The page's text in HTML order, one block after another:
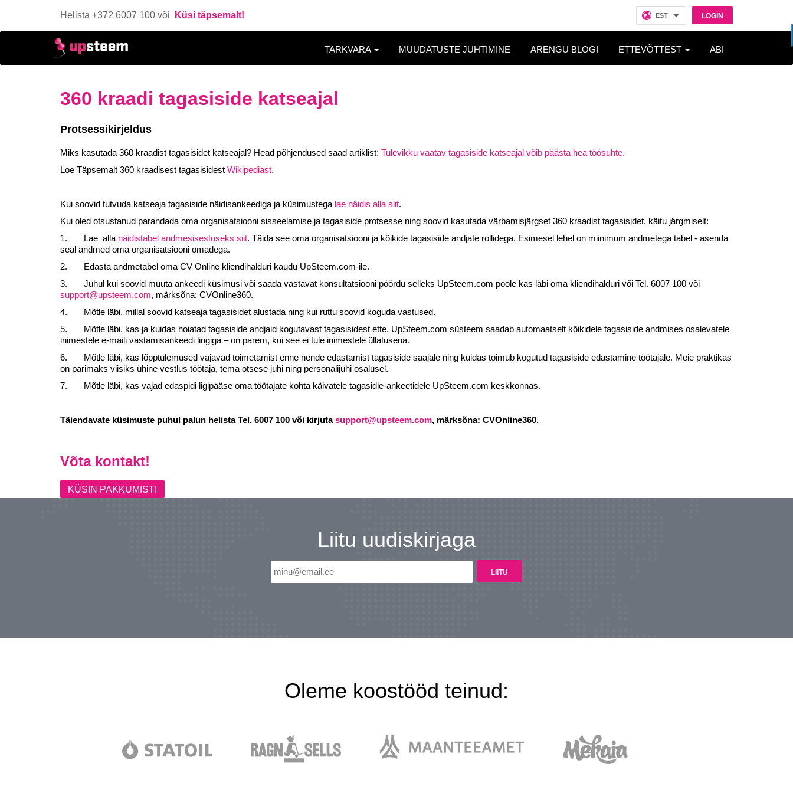
Helista +372 6007 100 või Küsi täpsemalt! LOGIN
EST
TARKVARA MUUDATUSTE JUHTIMINE ARENGU BLOGI ETTEVÕTTEST ABI
360 kraadi tagasiside katseajal
Protsessikirjeldus
Miks kasutada 360 kraadist tagasisidet katseajal? Head põhjendused saad artiklist: Tulevikku vaatav tagasiside katseajal võib päästa hea töösuhte.
Loe Täpsemalt 360 kraadisest tagasisidest Wikipediast.
Kui soovid tutvuda katseaja tagasiside näidisankeediga ja küsimustega lae näidis alla siit.
Kui oled otsustanud parandada oma organisatsiooni sisseelamise ja tagasiside protsesse ning soovid kasutada värbamisjärgset 360 kraadist tagasisidet, käitu järgmiselt:
1. Lae alla näidistabel andmesisestuseks siit. Täida see oma organisatsiooni ja kõikide tagasiside andjate rollidega. Esimesel lehel on miinimum andmetega tabel - asenda
seal andmed oma organisatsiooni omadega.
2. Edasta andmetabel oma CV Online kliendihalduri kaudu UpSteem.com-ile.
3. Juhul kui soovid muuta ankeedi küsimusi või saada vastavat konsultatsiooni pöördu selleks UpSteem.com poole kas läbi oma kliendihalduri või Tel. 6007 100 või
support@upsteem.com, märksõna: CVOnline360.
4. Mõtle läbi, millal soovid katseaja tagasisidet alustada ning kui ruttu soovid koguda vastused.
5. Mõtle läbi, kas ja kuidas hoiatad tagasiside andjaid kogutavast tagasisidest ette. UpSteem.com süsteem saadab automaatselt kõikidele tagasiside andmises osalevatele
inimestele e-maili vastamisankeedi lingiga – on parem, kui see ei tule inimestele üllatusena.
6. Mõtle läbi, kas lõpptulemused vajavad toimetamist enne nende edastamist tagasiside saajale ning kuidas toimub kogutud tagasiside edastamine töötajale. Meie praktikas
on parimaks viisiks ühine vestlus töötaja, tema otsese juhi ning personalijuhi osalusel.
7. Mõtle läbi, kas vajad edaspidi ligipääse oma töötajate kohta käivatele tagasidie-ankeetidele UpSteem.com keskkonnas.
Täiendavate küsimuste puhul palun helista Tel. 6007 100 või kirjutasupport@upsteem.com, märksõna: CVOnline360.
Võta kontakt!
KÜSIN PAKKUMIST!
Liitu uudiskirjaga
Oleme koostööd teinud: